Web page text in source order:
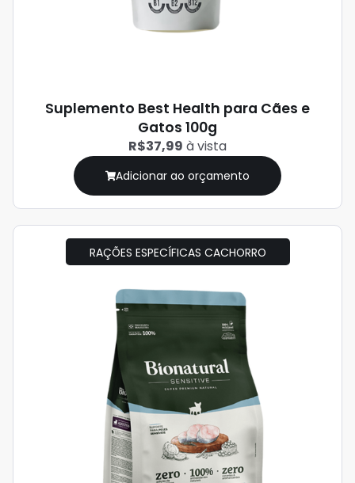
Suplemento Best Health para Cães e
Gatos 100g
R$37,99 à vista
Adicionar ao orçamento
RAÇÕES ESPECÍFICAS CACHORRO